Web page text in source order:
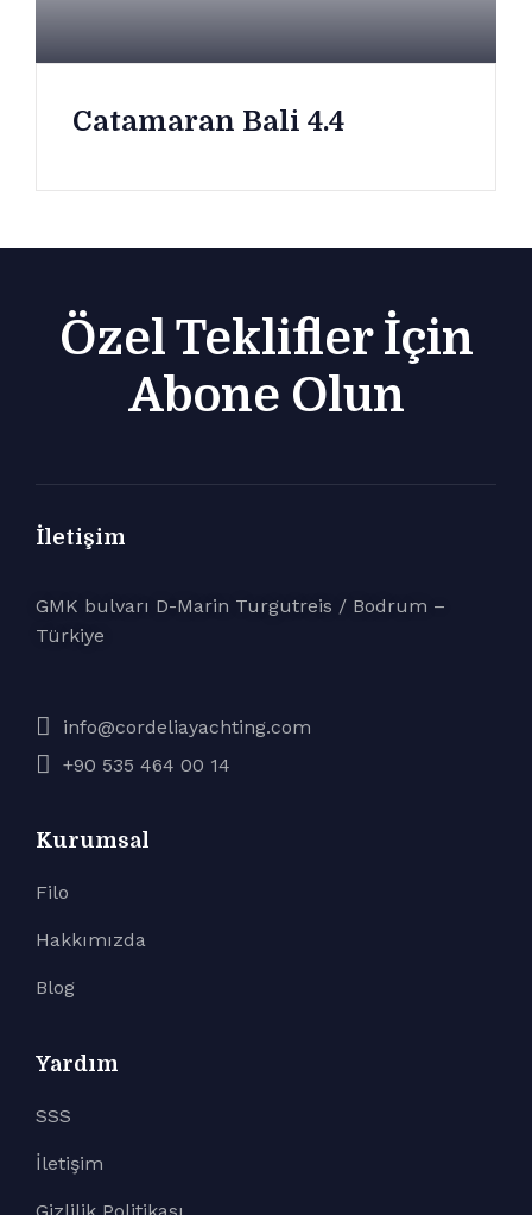
Catamaran Bali 4.4
Özel Teklifler İçin
Abone Olun
İletişim
GMK bulvarı D-Marin Turgutreis / Bodrum –
Türkiye
info@cordeliayachting.com
+90 535 464 00 14
Kurumsal
Filo
Hakkımızda
Blog
Yardım
SSS
İletişim